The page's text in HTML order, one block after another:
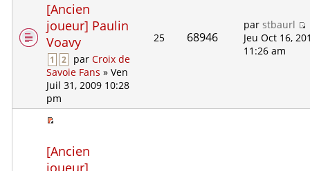
[Ancien
joueur] Paulin
Voavy
1 2 parCroix de
Savoie Fans » Ven
Juil 31, 2009 10:28
pm
25 68946
parstbaurl
Jeu Oct 16,
11:26 am
[Ancien